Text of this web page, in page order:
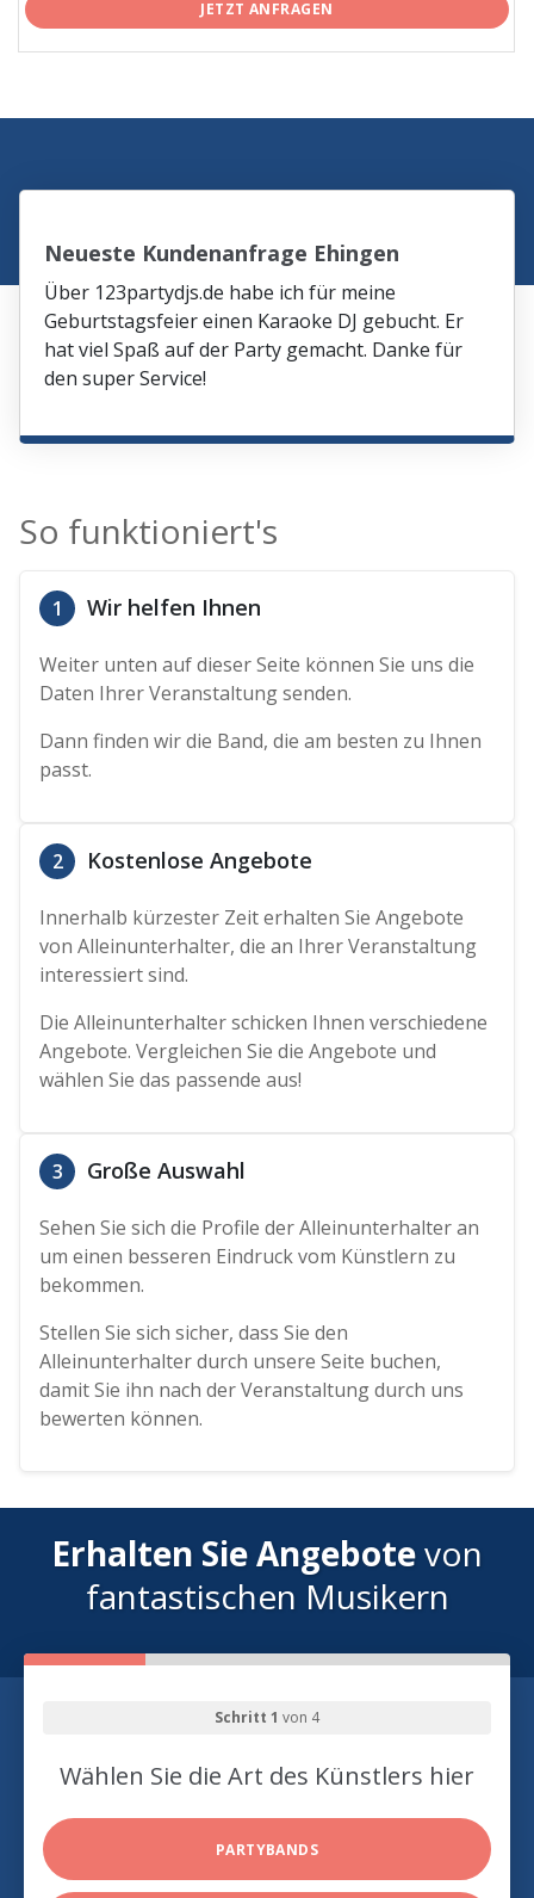
JETZT ANFRAGEN
Neueste Kundenanfrage Ehingen
Über 123partydjs.de habe ich für meine
Geburtstagsfeier einen Karaoke DJ gebucht. Er
hat viel Spaß auf der Party gemacht. Danke für
den super Service!
So funktioniert's
1 Wir helfen Ihnen
Weiter unten auf dieser Seite können Sie uns die
Daten Ihrer Veranstaltung senden.
Dann finden wir die Band, die am besten zu Ihnen
passt.
2 Kostenlose Angebote
Innerhalb kürzester Zeit erhalten Sie Angebote
von Alleinunterhalter, die an Ihrer Veranstaltung
interessiert sind.
Die Alleinunterhalter schicken Ihnen verschiedene
Angebote. Vergleichen Sie die Angebote und
wählen Sie das passende aus!
3 Große Auswahl
Sehen Sie sich die Profile der Alleinunterhalter an
um einen besseren Eindruck vom Künstlern zu
bekommen.
Stellen Sie sich sicher, dass Sie den
Alleinunterhalter durch unsere Seite buchen,
damit Sie ihn nach der Veranstaltung durch uns
bewerten können.
Erhalten Sie Angebotevon
fantastischen Musikern
Schritt 1 von 4
Wählen Sie die Art des Künstlers hier
PARTYBANDS